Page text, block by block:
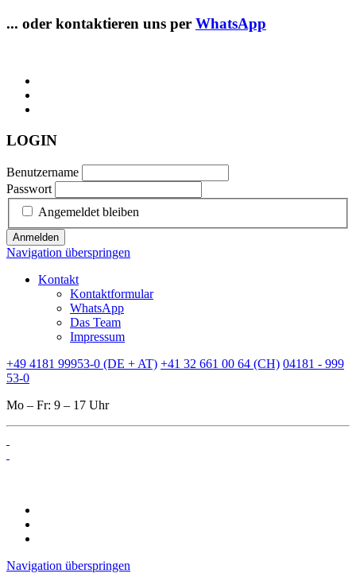
... oder kontaktieren uns per WhatsApp
LOGIN
Benutzername
Passwort
Angemeldet bleiben
Anmelden
Navigation überspringen
Kontakt
Kontaktformular
WhatsApp
Das Team
Impressum
+49 4181 99953-0 (DE + AT) +41 32 661 00 64 (CH) 04181 - 999
53-0
Mo – Fr: 9 – 17 Uhr
Navigation überspringen